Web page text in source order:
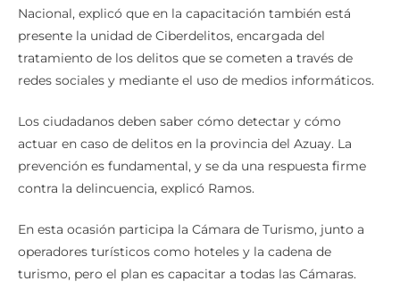
Nacional, explicó que en la capacitación también está
presente la unidad de Ciberdelitos, encargada del
tratamiento de los delitos que se cometen a través de
redes sociales y mediante el uso de medios informáticos.
Los ciudadanos deben saber cómo detectar y cómo
actuar en caso de delitos en la provincia del Azuay. La
prevención es fundamental, y se da una respuesta firme
contra la delincuencia, explicó Ramos.
En esta ocasión participa la Cámara de Turismo, junto a
operadores turísticos como hoteles y la cadena de
turismo, pero el plan es capacitar a todas las Cámaras.